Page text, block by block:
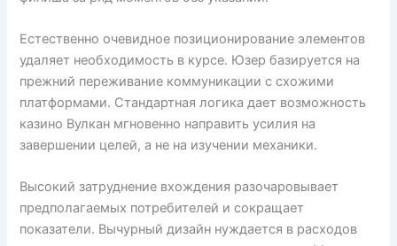
Естественно очевидное позиционирование элементов
удаляет необходимость в курсе. Юзер базируется на
прежний переживание коммуникации с схожими
платформами. Стандартная логика дает возможность
казино Вулкан мгновенно направить усилия на
завершении целей, а не на изучении механики.
Высокий затруднение вхождения разочаровывает
предполагаемых потребителей и сокращает
показатели. Вычурный дизайн нуждается в расходов